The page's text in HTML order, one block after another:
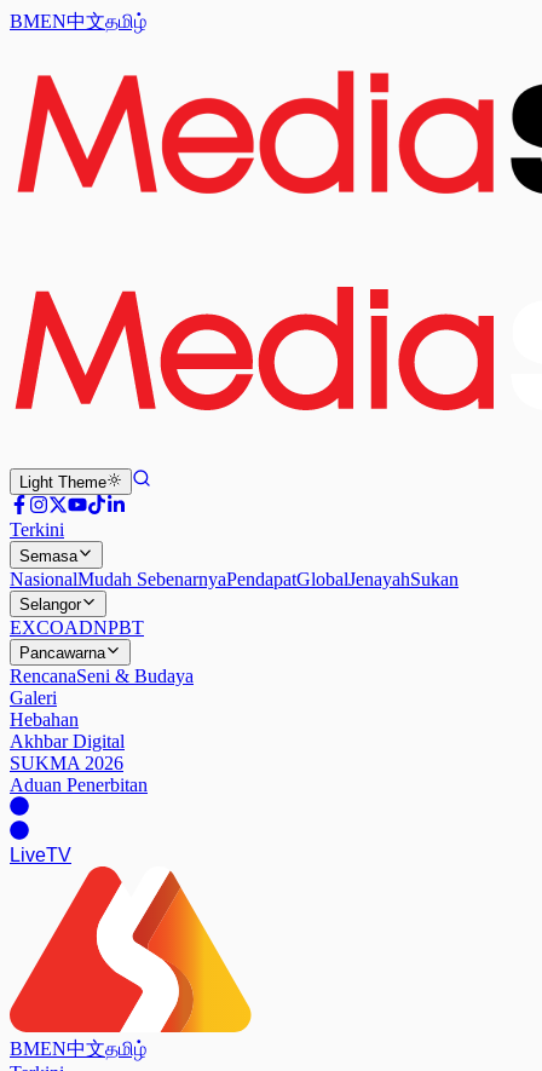
BMEN中文தமிழ்
Light Theme
Terkini
Semasa
NasionalMudah SebenarnyaPendapatGlobalJenayahSukan
Selangor
EXCOADNPBT
Pancawarna
RencanaSeni & Budaya
Galeri
Hebahan
Akhbar Digital
SUKMA 2026
Aduan Penerbitan
LiveTV
BMEN中文தமிழ்